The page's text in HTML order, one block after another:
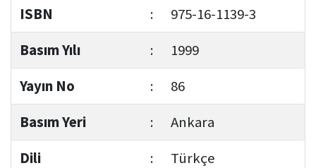
ISBN
:
975-16-1139-3
Basım Yılı
:
1999
Yayın No
:
86
Basım Yeri
:
Ankara
Dili
:
Türkçe